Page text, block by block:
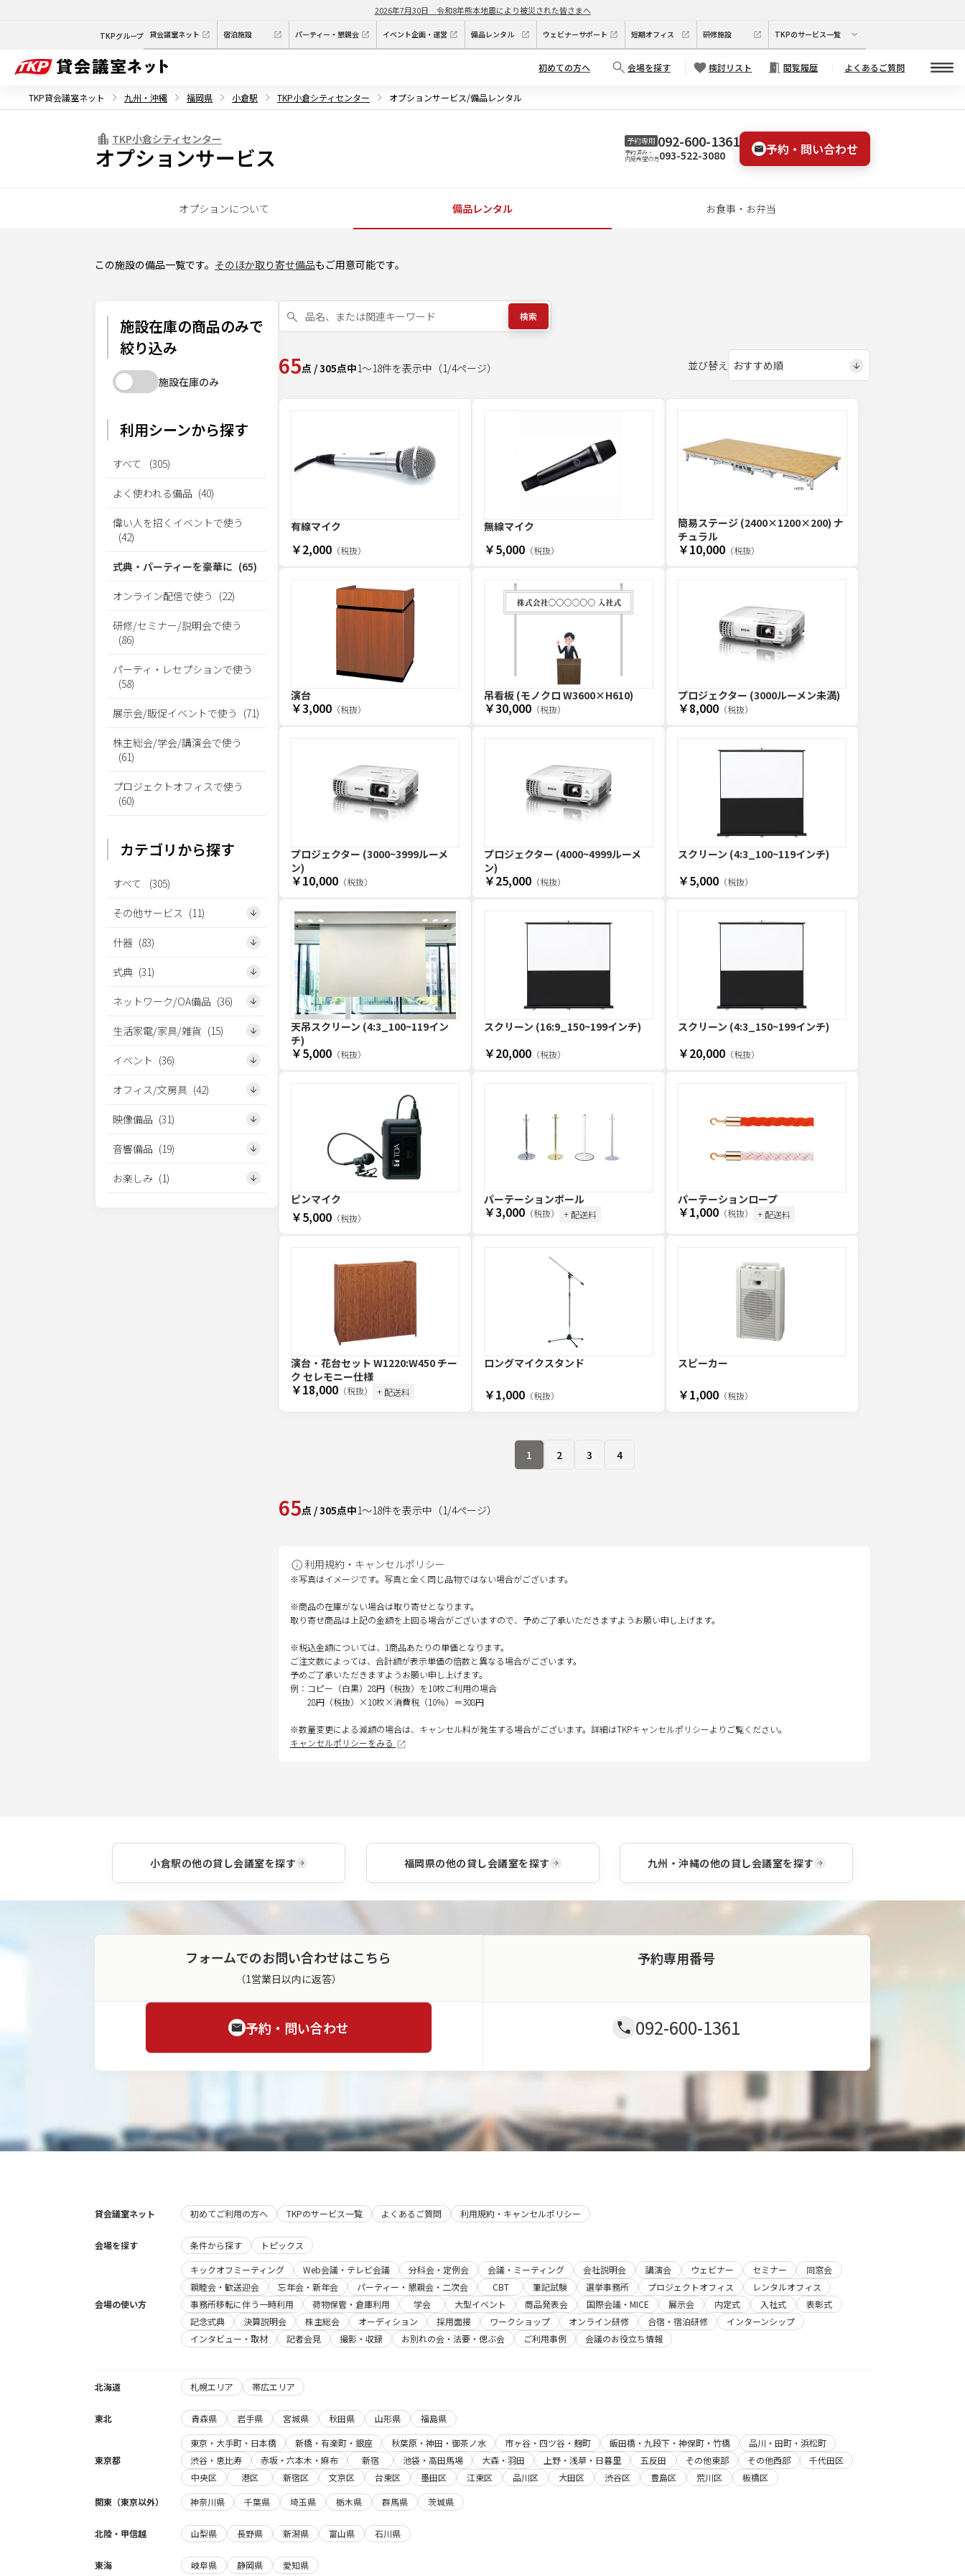
2026年7月30日 令和8年熊本地震により被災された皆さまへ
TKPグループ 貸会議室ネット 宿泊施設 パーティー・懇親会 イベント企画・運営 備品レンタル ウェビナーサポート 短期オフィス 研修施設 TKPのサービス一覧
初めての方へ 会場を探す 検討リスト 閲覧履歴 よくあるご質問
TKP貸会議室ネット 九州・沖縄 福岡県 小倉駅 TKP小倉シティセンター オプションサービス/備品レンタル
TKP小倉シティセンター
オプションサービス
予約専用 092-600-1361
予約済み・
内見希望の方093-522-3080 予約・問い合わせ
オプションについて 備品レンタル お食事・お弁当
この施設の備品一覧です。 そのほか取り寄せ備品もご用意可能です。
施設在庫の商品のみで
絞り込み
施設在庫のみ
利用シーンから探す
すべて (305)
よく使われる備品 (40)
偉い人を招くイベントで使う
(42)
式典・パーティーを豪華に (65)
オンライン配信で使う (22)
研修/セミナー/説明会で使う
(86)
パーティ・レセプションで使う
(58)
展示会/販促イベントで使う (71)
株主総会/学会/講演会で使う
(61)
プロジェクトオフィスで使う
(60)
カテゴリから探す
すべて (305)
その他サービス (11)
什器 (83)
式典 (31)
ネットワーク/OA備品 (36)
生活家電/家具/雑貨 (15)
イベント (36)
オフィス/文房具 (42)
映像備品 (31)
音響備品 (19)
お楽しみ (1)
検索
65点 /305点中1～18件を表示中 （1/4ページ） 並び替え
有線マイク
￥2,000 （税抜）
無線マイク
￥5,000 （税抜）
簡易ステージ (2400×1200×200) ナ
チュラル
￥10,000（税抜）
演台
￥3,000 （税抜）
吊看板 (モノクロ W3600×H610)
￥30,000 （税抜）
プロジェクター (3000ルーメン未満)
￥8,000（税抜）
プロジェクター (3000~3999ルーメ
ン)
￥10,000 （税抜）
プロジェクター (4000~4999ルーメ
ン)
￥25,000 （税抜）
スクリーン (4:3_100~119インチ)
￥5,000（税抜）
天吊スクリーン (4:3_100~119イン
チ)
￥5,000 （税抜）
スクリーン (16:9_150~199インチ)
￥20,000 （税抜）
スクリーン (4:3_150~199インチ)
￥20,000（税抜）
ピンマイク
￥5,000 （税抜）
パーテーションポール
￥3,000 （税抜） + 配送料
パーテーションロープ
￥1,000（税抜） + 配送料
演台・花台セット W1220:W450 チー
ク セレモニー仕様
￥18,000 （税抜） + 配送料
ロングマイクスタンド
￥1,000 （税抜）
スピーカー
￥1,000（税抜）
1 2 3 4
65点 /305点中1～18件を表示中 （1/4ページ）
利用規約・キャンセルポリシー
※写真はイメージです。写真と全く同じ品物ではない場合がございます。
※商品の在庫がない場合は取り寄せとなります。
取り寄せ商品は上記の金額を上回る場合がございますので、予めご了承いただきますようお願い申し上げます。
※税込金額については、1商品あたりの単価となります。
ご注文数によっては、合計額が表示単価の倍数と異なる場合がございます。
予めご了承いただきますようお願い申し上げます。
例：コピー（白黒）28円（税抜）を10枚ご利用の場合
28円（税抜）×10枚×消費税（10％）＝308円
※数量変更による減額の場合は、キャンセル料が発生する場合がございます。詳細はTKPキャンセルポリシーよりご覧ください。
キャンセルポリシーをみる
小倉駅の他の貸し会議室を探す 福岡県の他の貸し会議室を探す 九州・沖縄の他の貸し会議室を探す
フォームでのお問い合わせはこちら
（1営業日以内に返答）
予約・問い合わせ
予約専用番号
092-600-1361
貸会議室ネット 初めてご利用の方へ TKPのサービス一覧 よくあるご質問 利用規約・キャンセルポリシー
会場を探す 条件から探す トピックス
会場の使い方
キックオフミーティング Web会議・テレビ会議 分科会・定例会 会議・ミーティング 会社説明会 講演会 ウェビナー セミナー
同窓会
親睦会・歓送迎会
忘年会・新年会 パーティー・懇親会・二次会 CBT 筆記試験 選挙事務所 プロジェクトオフィス
レンタルオフィス
事務所移転に伴う一時利用
荷物保管・倉庫利用 学会 大型イベント 商品発表会 国際会議・MICE 展示会 内定式 入社式
表彰式
記念式典
決算説明会 株主総会 オーディション 採用面接 ワークショップ オンライン研修 合宿・宿泊研修
インターンシップ
インタビュー・取材
記者会見 撮影・収録 お別れの会・法要・偲ぶ会 ご利用事例 会議のお役立ち情報
北海道 札幌エリア 帯広エリア
東北 青森県 岩手県 宮城県 秋田県 山形県 福島県
東京都
東京・大手町・日本橋 新橋・有楽町・銀座 秋葉原・神田・御茶ノ水 市ヶ谷・四ツ谷・麹町 飯田橋・九段下・神保町・竹橋
品川・田町・浜松町
渋谷・恵比寿
赤坂・六本木・麻布 新宿 池袋・高田馬場 大森・羽田 上野・浅草・日暮里 五反田 その他東部 その他西部
千代田区
中央区
港区 新宿区 文京区 台東区 墨田区 江東区 品川区 大田区 渋谷区 豊島区 荒川区
板橋区
関東（東京以外）
神奈川県 千葉県 埼玉県 栃木県 群馬県 茨城県
北陸・甲信越 山梨県 長野県 新潟県 富山県 石川県
東海 岐阜県 静岡県 愛知県